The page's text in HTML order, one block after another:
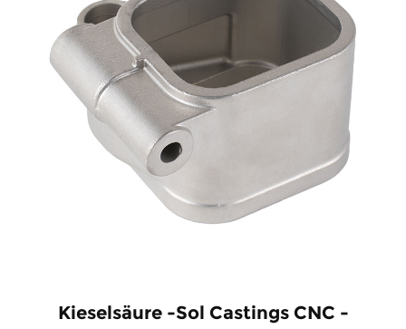
Kieselsäure -Sol Castings CNC -